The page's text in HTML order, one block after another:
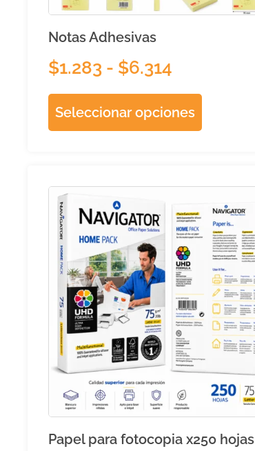
Notas Adhesivas
$1.283 - $6.314
Seleccionar opciones
Papel para fotocopia x250 hojas